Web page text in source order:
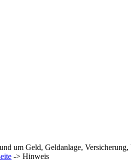
um Geld, Geldanlage,
-> Hinweis